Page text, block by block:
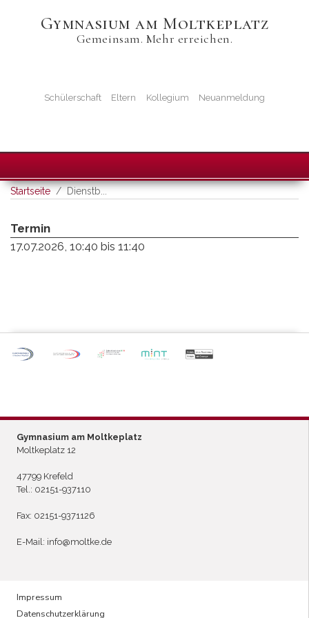
zum
Inhalt
Gymnasium am Moltkeplatz
Gemeinsam. Mehr erreichen.
IconsSchülerschaft Eltern Kollegium Neuanmeldung
Startseite Dienstb...
Termin
17.07.2026, 10:40 bis 11:40
ARTNERSCHULE DES
Gymnasium am Moltkeplatz
Moltkeplatz 12
47799 Krefeld
Tel.: 02151-937110
Fax: 02151-9371126
E-Mail: info@moltke.de
Menu
Impressum
Datenschutzerklärung